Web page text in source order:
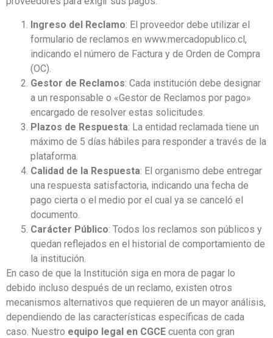
Ingreso del Reclamo: El proveedor debe utilizar el
formulario de reclamos en www.mercadopublico.cl,
indicando el número de Factura y de Orden de Compra
(OC).
Gestor de Reclamos: Cada institución debe designar
a un responsable o «Gestor de Reclamos por pago»
encargado de resolver estas solicitudes.
Plazos de Respuesta: La entidad reclamada tiene un
máximo de 5 días hábiles para responder a través de la
plataforma.
Calidad de la Respuesta: El organismo debe entregar
una respuesta satisfactoria, indicando una fecha de
pago cierta o el medio por el cual ya se canceló el
documento.
Carácter Público: Todos los reclamos son públicos y
quedan reflejados en el historial de comportamiento de
la institución.
En caso de que la Institución siga en mora de pagar lo
debido incluso después de un reclamo, existen otros
mecanismos alternativos que requieren de un mayor análisis,
dependiendo de las características específicas de cada
caso. Nuestro equipo legal en CGCE cuenta con gran